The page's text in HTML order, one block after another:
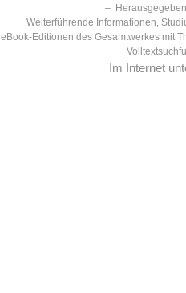
–
Weiterführende Informationen,
eBook-Editionen des Gesamtwerkes mit
Im Internet